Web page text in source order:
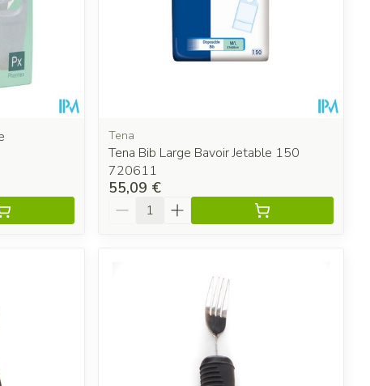
Tena
Tena Bib Large Bavoir Jetable 150
720611
55,09 €
Quantité